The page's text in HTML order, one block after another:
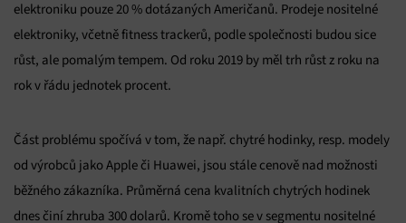
elektroniku pouze 20 % dotázaných Američanů. Prodeje nositelné
elektroniky, včetně fitness trackerů, podle společnosti budou sice
růst, ale pomalým tempem. Od roku 2019 by měl trh růst z roku na
rok v řádu jednotek procent.
Část problému spočívá v tom, že např. chytré hodinky, resp. modely
od výrobců jako Apple či Huawei, jsou stále cenově nad možnosti
běžného zákazníka. Průměrná cena kvalitních chytrých hodinek
dnes činí zhruba 300 dolarů. Kromě toho se v segmentu nositelné